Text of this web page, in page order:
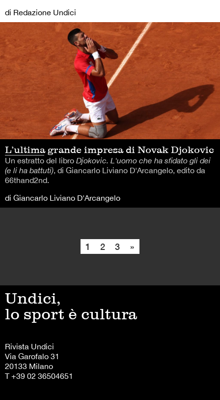
di Redazione Undici
L’ultima grande impresa di Novak Djokovic
Un estratto del libro Djokovic. L'uomo che ha sfidato gli dei
(e li ha battuti), di Giancarlo Liviano D'Arcangelo, edito da
66thand2nd.
di Giancarlo Liviano D'Arcangelo
1 2 3 »
Undici,
lo sport è cultura
Rivista Undici
Via Garofalo 31
20133 Milano
T +39 02 36504651